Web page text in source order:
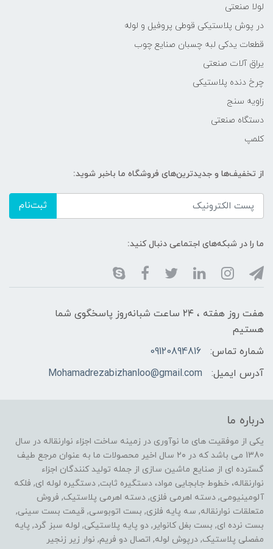
لولا صنعتی
در پوش پلاستیکی قوطی پروفیل و لوله
قطعات یدکی لبه چسبان صنایع چوب
یراق آلات صنعتی
چرخ دنده پلاستیکی
زاویه سنج
دستگاه صنعتی
کلمپ
از تخفیف‌ها و جدیدترین‌های فروشگاه ما باخبر شوید:
ثبت‌نام
ما را در شبکه‌های اجتماعی دنبال کنید:
هفت روز هفته ، ۲۴ ساعت شبانه‌روز پاسخگوی شما
هستیم
شماره تماس:
09120894816
آدرس ایمیل:
Mohamadrezabizhanloo@gmail.com
درباره ما
یکی از موفقیت های ما نوآوری در زمینه ساخت اجزاء نوارنقاله در سال
1380 می باشد که در ۲۰ سال اخیر محصولات ما به عنوان مرجع طیف
گسترده ای از صنایع ماشین سازی از جمله تولید کنندگان اجزاء
نوارنقاله، خطوط جابجایی مواد، دستگیره ثابت, دستگیره لوله ای, فلکه
آلومینیومی, دسته اهرمی فلزی, دسته اهرمی پلاستیک, فروش
متعلقات نوارنقاله, سه پایه فلزی, بست اتوبوسی, قیمت بست سینی,
بست نرده ای, بست بغل کانوایر, دو پایه پلاستیکی, لوله سبز گرد, پایه
مفصلی پلاستیک, درپوش لوله, اتصال دو فریم, نوار زیر زنجیر